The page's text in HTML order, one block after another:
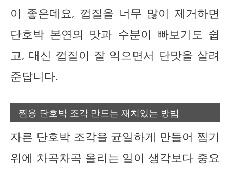
이 좋은데요, 껍질을 너무 많이 제거하면
단호박 본연의 맛과 수분이 빠보기도 쉽
고, 대신 껍질이 잘 익으면서 단맛을 살려
준답니다.
찜용 단호박 조각 만드는 재치있는 방법
자른 단호박 조각을 균일하게 만들어 찜기
위에 차곡차곡 올리는 일이 생각보다 중요